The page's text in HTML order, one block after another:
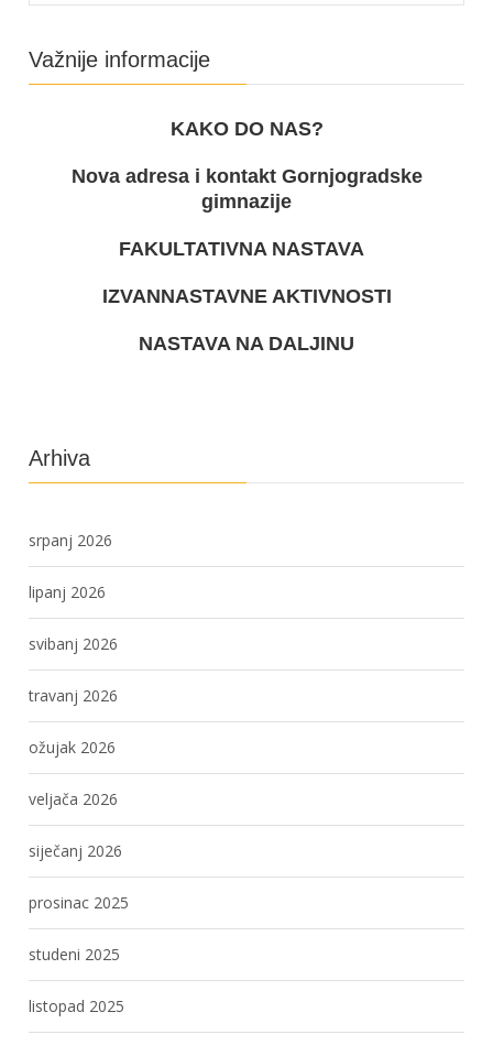
Važnije informacije
KAKO DO NAS?
Nova adresa i kontakt Gornjogradske
gimnazije
FAKULTATIVNA NASTAVA
IZVANNASTAVNE AKTIVNOSTI
NASTAVA NA DALJINU
Arhiva
srpanj 2026
lipanj 2026
svibanj 2026
travanj 2026
ožujak 2026
veljača 2026
siječanj 2026
prosinac 2025
studeni 2025
listopad 2025